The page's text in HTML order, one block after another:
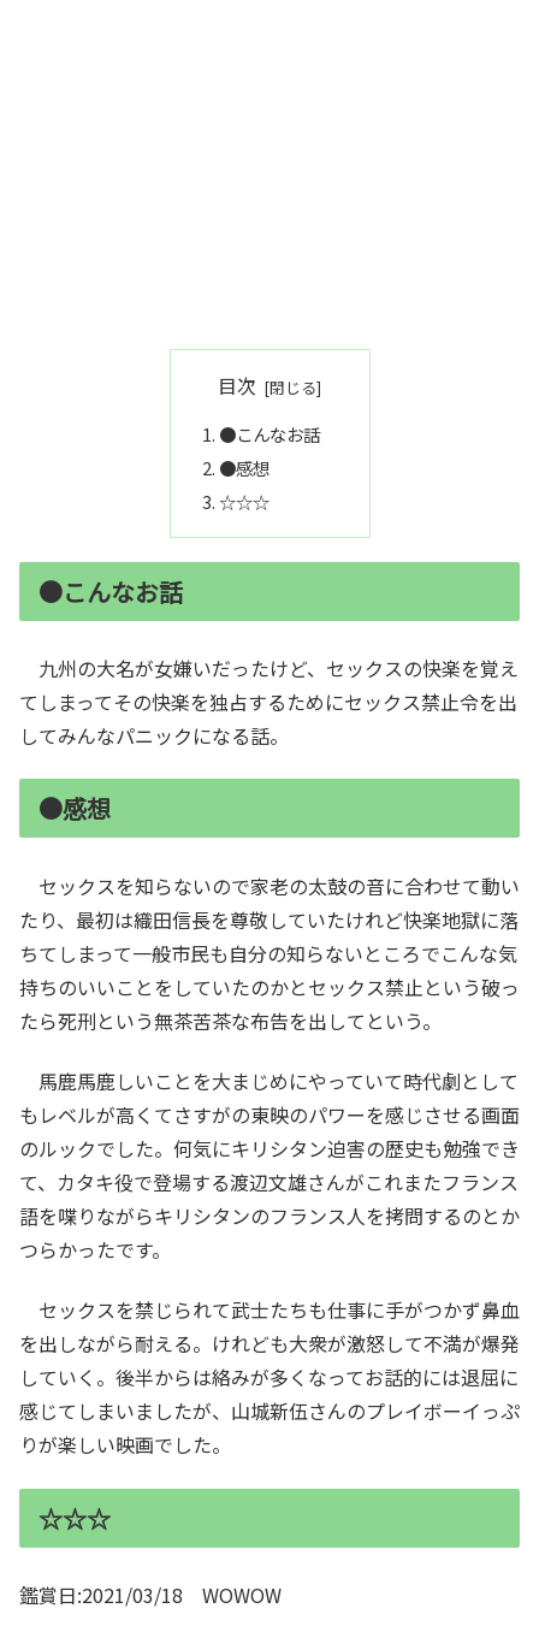
目次
●こんなお話
●感想
☆☆☆
●こんなお話
九州の大名が女嫌いだったけど、セックスの快楽を覚え
てしまってその快楽を独占するためにセックス禁止令を出
してみんなパニックになる話。
●感想
セックスを知らないので家老の太鼓の音に合わせて動い
たり、最初は織田信長を尊敬していたけれど快楽地獄に落
ちてしまって一般市民も自分の知らないところでこんな気
持ちのいいことをしていたのかとセックス禁止という破っ
たら死刑という無茶苦茶な布告を出してという。
馬鹿馬鹿しいことを大まじめにやっていて時代劇として
もレベルが高くてさすがの東映のパワーを感じさせる画面
のルックでした。何気にキリシタン迫害の歴史も勉強でき
て、カタキ役で登場する渡辺文雄さんがこれまたフランス
語を喋りながらキリシタンのフランス人を拷問するのとか
つらかったです。
セックスを禁じられて武士たちも仕事に手がつかず鼻血
を出しながら耐える。けれども大衆が激怒して不満が爆発
していく。後半からは絡みが多くなってお話的には退屈に
感じてしまいましたが、山城新伍さんのプレイボーイっぷ
りが楽しい映画でした。
☆☆☆
鑑賞日:2021/03/18 WOWOW